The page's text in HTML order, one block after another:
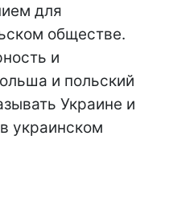
для
обществе.
и
и польский
Украине и
украинском